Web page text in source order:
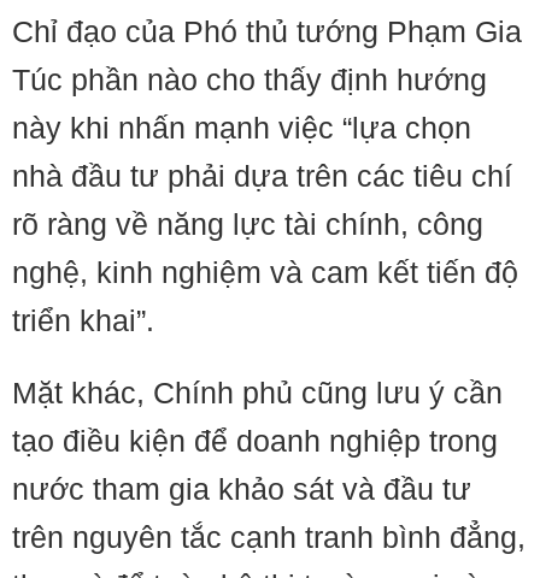
Chỉ đạo của Phó thủ tướng Phạm Gia
Túc phần nào cho thấy định hướng
này khi nhấn mạnh việc “lựa chọn
nhà đầu tư phải dựa trên các tiêu chí
rõ ràng về năng lực tài chính, công
nghệ, kinh nghiệm và cam kết tiến độ
triển khai”.
Mặt khác, Chính phủ cũng lưu ý cần
tạo điều kiện để doanh nghiệp trong
nước tham gia khảo sát và đầu tư
trên nguyên tắc cạnh tranh bình đẳng,